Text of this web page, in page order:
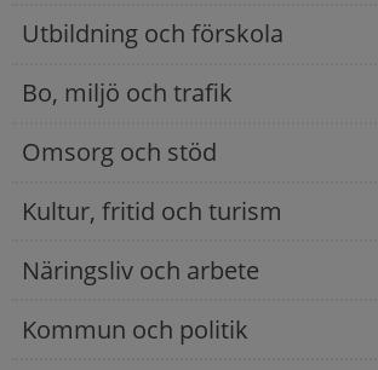
Utbildning och förskola
Bo, miljö och trafik
Omsorg och stöd
Kultur, fritid och turism
Näringsliv och arbete
Kommun och politik